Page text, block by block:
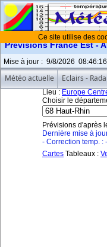
Prévisions France Est -
Mise à jour :9/8/2026 08:46:16
Météo actuelle Eclairs -
Lieu : Europe
Choisir le
Prévisions d'après
Dernière mise à
- Correction temp. :
Cartes Tableaux :
Ce site utilise des